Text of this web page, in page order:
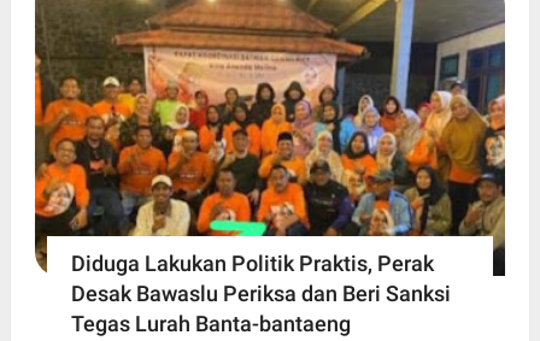
Diduga Lakukan Politik Praktis, Perak
Desak Bawaslu Periksa dan Beri Sanksi
Tegas Lurah Banta-bantaeng